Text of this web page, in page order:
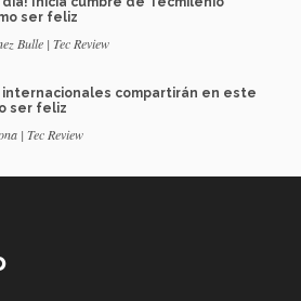
ser feliz
Bulle | Tec Review
internacionales compartirán en este
ser feliz
| Tec Review